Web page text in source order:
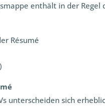
enthält in der Regel
Résumé
unterscheiden sich